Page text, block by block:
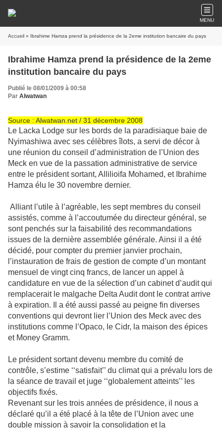
MENU
Accueil » Ibrahime Hamza prend la présidence de la 2eme institution bancaire du pays
Ibrahime Hamza prend la présidence de la 2eme
institution bancaire du pays
Publié le 08/01/2009 à 00:58
Par Alwatwan
Source : Alwatwan.net / 31 décembre 2008
Le Lacka Lodge sur les bords de la paradisiaque baie de
Nyimashiwa avec ses célèbres îlots, a servi de décor à
une réunion du conseil d’administration de l’Union des
Meck en vue de la passation administrative de service
entre le président sortant, Allilioifa Mohamed, et Ibrahime
Hamza élu le 30 novembre dernier.
Alliant l’utile à l’agréable, les sept membres du conseil
assistés, comme à l’accoutumée du directeur général, se
sont penchés sur la faisabilité des recommandations
issues de la dernière assemblée générale. Ainsi il a été
décidé, pour compter du premier janvier prochain,
l’instauration de frais de gestion de compte d’un montant
mensuel de vingt cinq francs, de lancer un appel à
candidature en vue de la sélection d’un cabinet d’audit qui
remplacerait le malgache Delta Audit dont le contrat arrive
à expiration. Il a été aussi passé au peigne fin diverses
conventions qui devront lier l’Union des Meck avec des
institutions comme l’Opaco, le Cidr, la maison des épices
et Money Gramm.
Le président sortant devenu membre du comité de
contrôle, s’estime ‘‘satisfait’’ du climat qui a prévalu lors de
la séance de travail et juge ‘‘globalement atteints’’ les
objectifs fixés.
Revenant sur les trois années de présidence, il nous a
déclaré qu’il a été placé à la tête de l’Union avec une
double mission à savoir la consolidation et la